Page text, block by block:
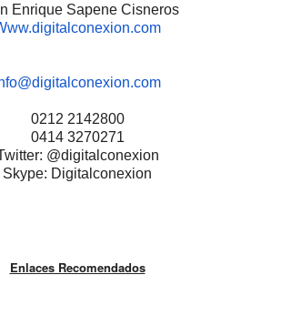
Enrique Sapene Cisneros
0212 2142800
0414 3270271
@digitalconexion
Skype: Digitalconexion
Enlaces Recomendados